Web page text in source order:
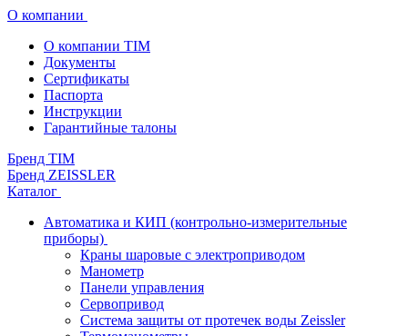
О компании
О компании TIM
Документы
Сертификаты
Паспорта
Инструкции
Гарантийные талоны
Бренд TIM
Бренд ZEISSLER
Каталог
Автоматика и КИП (контрольно-измерительные
приборы)
Краны шаровые с электроприводом
Манометр
Панели управления
Сервопривод
Система защиты от протечек воды Zeissler